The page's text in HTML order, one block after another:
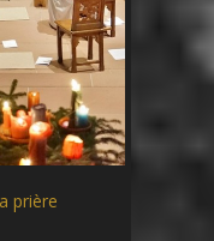
prière